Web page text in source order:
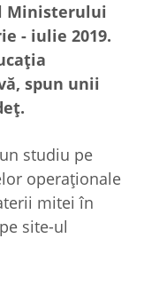
Ministerului
- iulie 2019.
spun unii
studiu pe
operaționale
mitei în
site-ul